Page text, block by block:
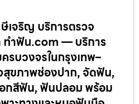
เจริญ บริการตรวจ
ทำฟัน.com — บริการ
บวงจรในกรุงเทพ–
ขภาพช่องปาก, จัดฟัน,
กสีฟัน, ฟันปลอม พร้อม